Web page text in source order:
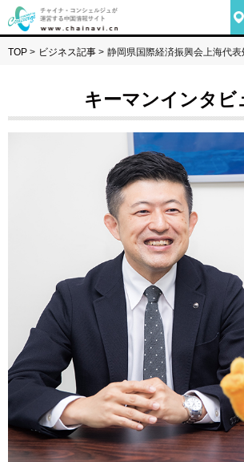
TOP > ビジネス記事 > 静岡県国際経済振興会上海代表
キーマンインタビ